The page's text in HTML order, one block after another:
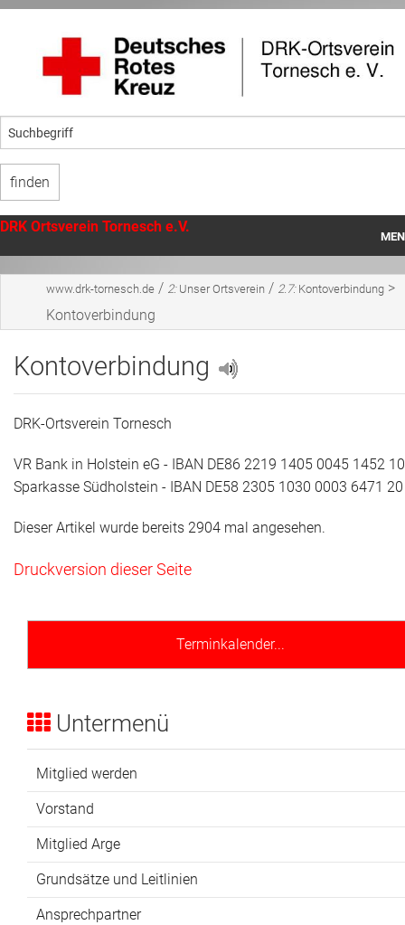
DRK Ortsverein Tornesch e.V.
Startseite
Unser Ortsverein
Angebote
Mithilfe
Aktuelles
www.drk-tornesch.de / 2: Unser Ortsverein / 2.7: Kontoverbindung >
Kontoverbindung
Kontoverbindung
DRK-Ortsverein Tornesch
VR Bank in Holstein eG - IBAN DE86 2219 1405 0045 1452 10
Sparkasse Südholstein - IBAN DE58 2305 1030 0003 6471 20
Dieser Artikel wurde bereits 2904 mal angesehen.
Druckversion dieser Seite
Terminkalender...
Untermenü
Mitglied werden
Vorstand
Mitglied Arge
Grundsätze und Leitlinien
Ansprechpartner